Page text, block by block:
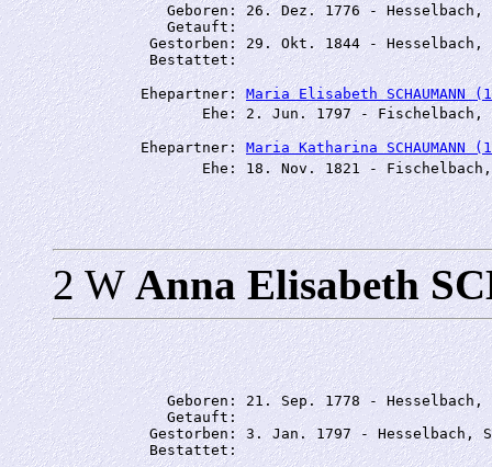
Geboren: 26. Dez. 1776 -
             Getauft:
Gestorben: 29. Okt. 1844 -
          Ehepartner:
Maria Elisabeth SCHAUMANN
Ehe: 2. Jun. 1797 -
          Ehepartner:
Maria Katharina SCHAUMANN
Ehe: 18. Nov. 1821 -
2 WAnna Elisabeth
Geboren: 21. Sep. 1778 -
             Getauft:
Gestorben: 3. Jan. 1797 - Hesselbach,